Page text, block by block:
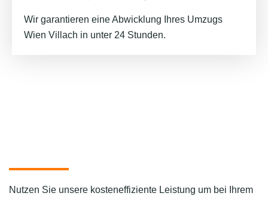
Wir garantieren eine Abwicklung Ihres Umzugs
Wien Villach in unter 24 Stunden.
Nutzen Sie unsere kosteneffiziente Leistung um bei Ihrem